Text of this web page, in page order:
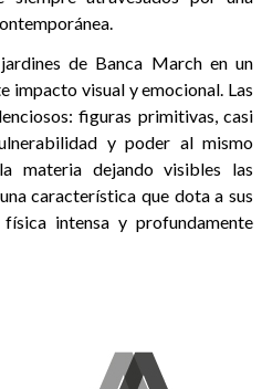
de Banca March en un
visual y emocional. Las
figuras primitivas, casi
y poder al mismo
materia dejando visibles las
característica que dota a sus
intensa y profundamente